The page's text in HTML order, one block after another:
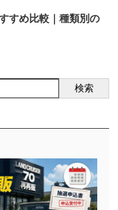
すめ比較｜種類別の
検索